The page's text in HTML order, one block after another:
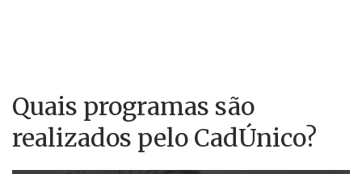
Quais programas são
realizados pelo CadÚnico?